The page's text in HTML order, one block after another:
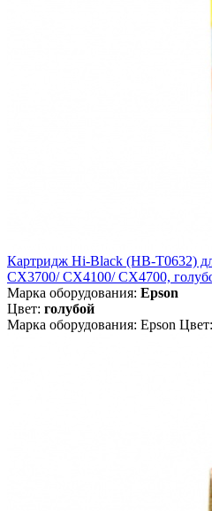
Картридж Hi-Black (HB-T0632)
CX3700/ CX4100/ CX4700,
Марка оборудования: Epson
Цвет: голубой
Марка оборудования: Epson